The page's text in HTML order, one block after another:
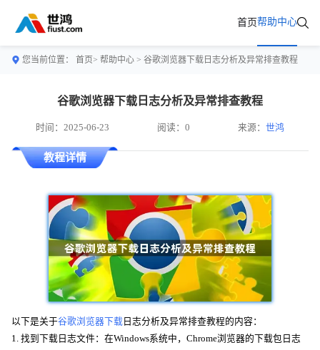
首页帮助中心
您当前位置： 首页> 帮助中心 > 谷歌浏览器下载日志分析及异常排查教程
谷歌浏览器下载日志分析及异常排查教程
时间：2025-06-23 阅读：0 来源：世鸿
教程详情
以下是关于谷歌浏览器下载 日志分析及异常排查教程的内容：
1. 找到下载日志文件：在Windows系统中，Chrome浏览器的下载包日志